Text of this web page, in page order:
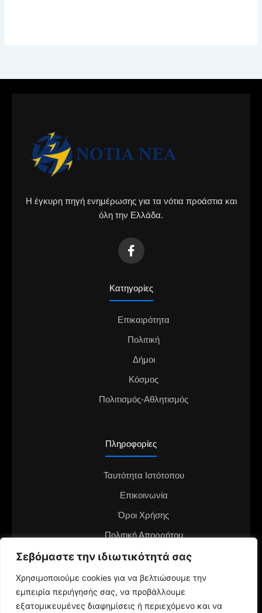
Σεβόμαστε την ιδιωτικότητά σας
Χρησιμοποιούμε cookies για να βελτιώσουμε την
εμπειρία περιήγησής σας, να προβάλλουμε
εξατομικευμένες διαφημίσεις ή περιεχόμενο και να
Η έγκυρη πηγή ενημέρωσης για τα νότια προάστια και
όλη την Ελλάδα.
Κατηγορίες
Επικαιρότητα
Πολιτική
Δήμοι
Κόσμος
Πολιτισμός-Αθλητισμός
Πληροφορίες
Ταυτότητα Ιστότοπου
Επικοινωνία
Όροι Χρήσης
Πολιτική Απορρήτου
Διαφημιστείτε στο notianea.gr
Γίνε ο ανταποκριτής στην περιοχή σου